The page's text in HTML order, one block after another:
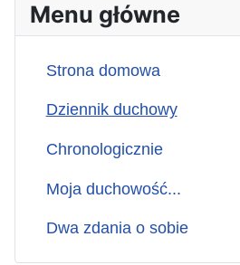
Menu główne
Strona domowa
Dziennik duchowy
Chronologicznie
Moja duchowość...
Dwa zdania o sobie